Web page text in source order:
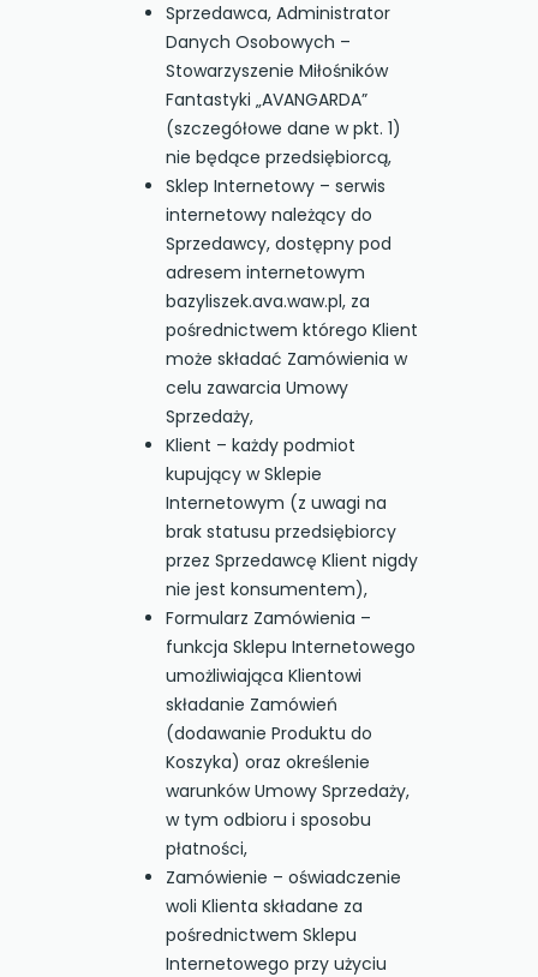
Sprzedawca, Administrator
Danych Osobowych –
Stowarzyszenie Miłośników
Fantastyki „AVANGARDA”
(szczegółowe dane w pkt. 1)
nie będące przedsiębiorcą,
Sklep Internetowy – serwis
internetowy należący do
Sprzedawcy, dostępny pod
adresem internetowym
bazyliszek.ava.waw.pl, za
pośrednictwem którego Klient
może składać Zamówienia w
celu zawarcia Umowy
Sprzedaży,
Klient – każdy podmiot
kupujący w Sklepie
Internetowym (z uwagi na
brak statusu przedsiębiorcy
przez Sprzedawcę Klient nigdy
nie jest konsumentem),
Formularz Zamówienia –
funkcja Sklepu Internetowego
umożliwiająca Klientowi
składanie Zamówień
(dodawanie Produktu do
Koszyka) oraz określenie
warunków Umowy Sprzedaży,
w tym odbioru i sposobu
płatności,
Zamówienie – oświadczenie
woli Klienta składane za
pośrednictwem Sklepu
Internetowego przy użyciu